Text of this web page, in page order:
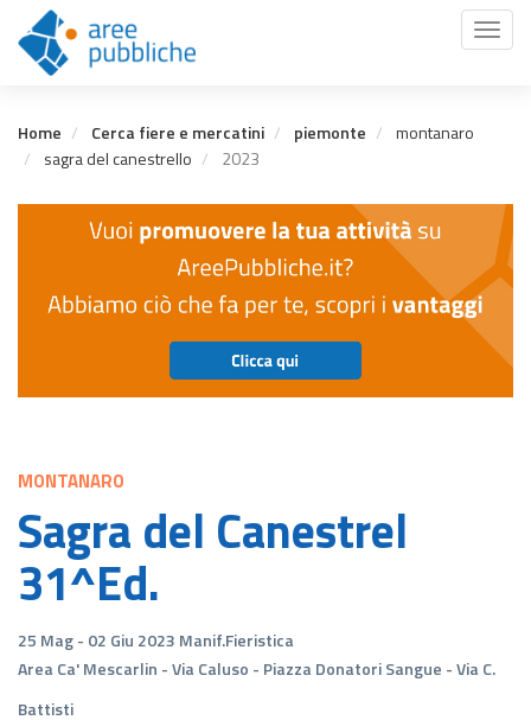
contenuto
principale
Toggle
Home Cerca fiere e mercatini piemonte
montanaro
sagra del canestrello
2023
MONTANARO
Sagra del Canestrel
31^Ed.
25 Mag - 02 Giu 2023 Manif.Fieristica
Area Ca' Mescarlin - Via Caluso - Piazza Donatori Sangue - Via C.
Battisti